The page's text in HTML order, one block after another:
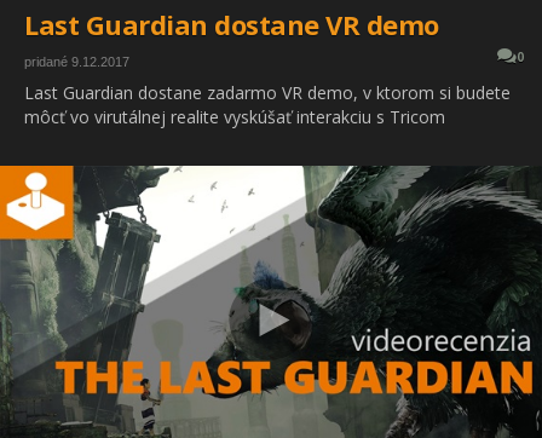
Last Guardian dostane VR demo
0
pridané 9.12.2017
Last Guardian dostane zadarmo VR demo, v ktorom si budete
môcť vo virutálnej realite vyskúšať interakciu s Tricom